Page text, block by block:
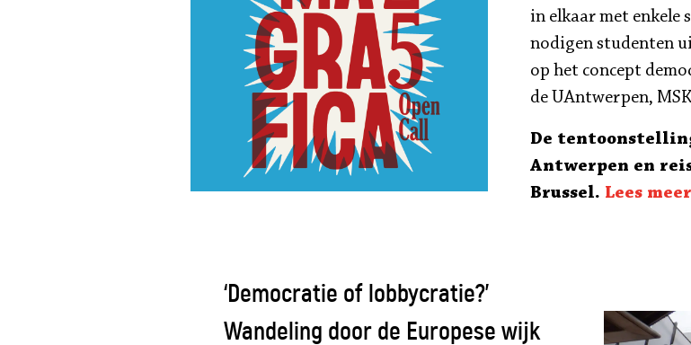
in elkaar met enkele
nodigen studenten
op het concept
de UAntwerpen,
De
Antwerpen en
Brussel. Lees meer
‘Democratie of lobbycratie?’
Wandeling door de Europese wijk